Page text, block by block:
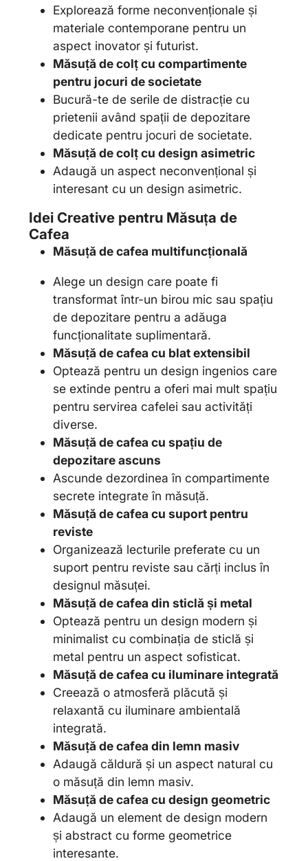
Explorează forme neconvenționale și
materiale contemporane pentru un
aspect inovator și futurist.
Măsuță de colț cu compartimente
pentru jocuri de societate
Bucură-te de serile de distracție cu
prietenii având spații de depozitare
dedicate pentru jocuri de societate.
Măsuță de colț cu design asimetric
Adaugă un aspect neconvențional și
interesant cu un design asimetric.
Idei Creative pentru Măsuța de
Cafea
Măsuță de cafea multifuncțională
Alege un design care poate fi
transformat într-un birou mic sau spațiu
de depozitare pentru a adăuga
funcționalitate suplimentară.
Măsuță de cafea cu blat extensibil
Optează pentru un design ingenios care
se extinde pentru a oferi mai mult spațiu
pentru servirea cafelei sau activități
diverse.
Măsuță de cafea cu spațiu de
depozitare ascuns
Ascunde dezordinea în compartimente
secrete integrate în măsuță.
Măsuță de cafea cu suport pentru
reviste
Organizează lecturile preferate cu un
suport pentru reviste sau cărți inclus în
designul măsuței.
Măsuță de cafea din sticlă și metal
Optează pentru un design modern și
minimalist cu combinația de sticlă și
metal pentru un aspect sofisticat.
Măsuță de cafea cu iluminare integrată
Creează o atmosferă plăcută și
relaxantă cu iluminare ambientală
integrată.
Măsuță de cafea din lemn masiv
Adaugă căldură și un aspect natural cu
o măsuță din lemn masiv.
Măsuță de cafea cu design geometric
Adaugă un element de design modern
și abstract cu forme geometrice
interesante.